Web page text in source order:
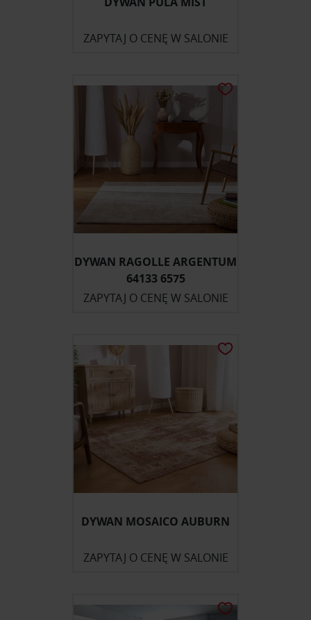
ZAPYTAJ O CENĘ W SALONIE
DYWAN RAGOLLE ARGENTUM
64133 6575
ZAPYTAJ O CENĘ W SALONIE
DYWAN MOSAICO AUBURN
ZAPYTAJ O CENĘ W SALONIE